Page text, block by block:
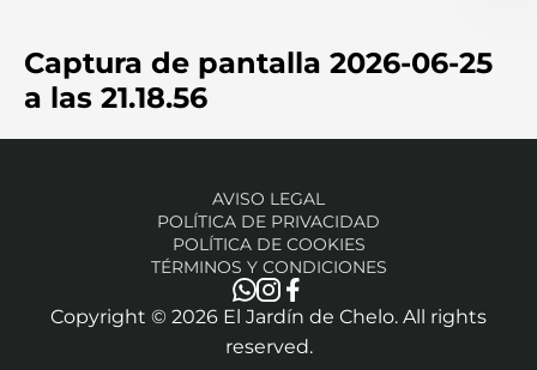
Captura de pantalla 2026-06-25
a las 21.18.56
Copyright © 2026 El Jardín de Chelo. All rights
reserved.
AVISO LEGAL
POLÍTICA DE PRIVACIDAD
POLÍTICA DE COOKIES
TÉRMINOS Y CONDICIONES